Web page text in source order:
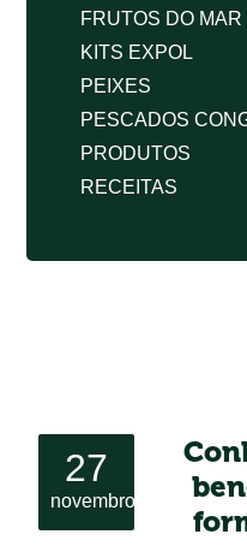
FRUTOS DO MAR
KITS EXPOL
PEIXES
PESCADOS
PRODUTOS
RECEITAS
27
novembro